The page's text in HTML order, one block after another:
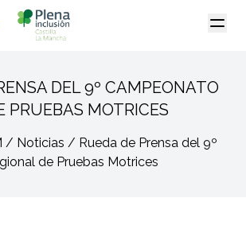
DEL 9º CAMPEONATO
PRUEBAS MOTRICES
/ Noticias / Rueda de Prensa del 9º
de Pruebas Motrices